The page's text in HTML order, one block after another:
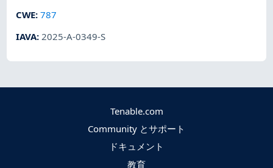
CWE:787
IAVA:2025-A-0349-S
Tenable.com
Community とサポート
ドキュメント
教育